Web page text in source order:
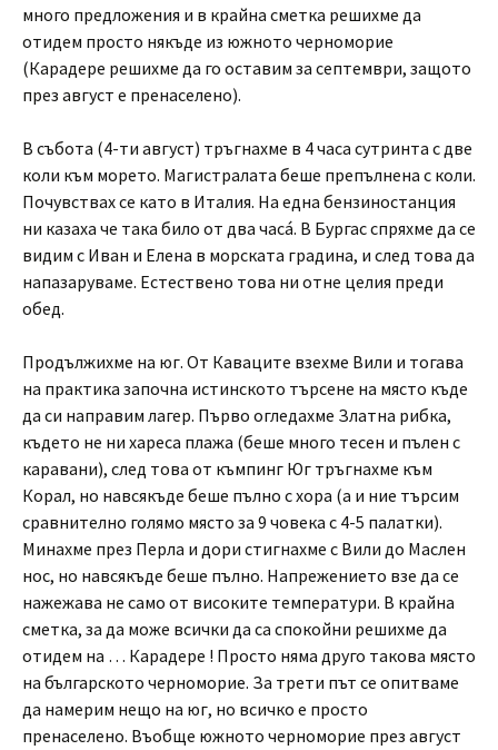
много предложения и в крайна сметка решихме да
отидем просто някъде из южното черноморие
(Карадере решихме да го оставим за септември, защото
през август е пренаселено).
В събота (4-ти август) тръгнахме в 4 часа сутринта с две
коли към морето. Магистралата беше препълнена с коли.
Почувствах се като в Италия. На една бензиностанция
ни казаха че така било от два часá. В Бургас спряхме да се
видим с Иван и Елена в морската градина, и след това да
напазаруваме. Естествено това ни отне целия преди
обед.
Продължихме на юг. От Каваците взехме Вили и тогава
на практика започна истинското търсене на място къде
да си направим лагер. Първо огледахме Златна рибка,
където не ни хареса плажа (беше много тесен и пълен с
каравани), след това от къмпинг Юг тръгнахме към
Корал, но навсякъде беше пълно с хора (а и ние търсим
сравнително голямо място за 9 човека с 4-5 палатки).
Минахме през Перла и дори стигнахме с Вили до Маслен
нос, но навсякъде беше пълно. Напрежението взе да се
нажежава не само от високите температури. В крайна
сметка, за да може всички да са спокойни решихме да
отидем на … Карадере ! Просто няма друго такова място
на българското черноморие. За трети път се опитваме
да намерим нещо на юг, но всичко е просто
пренаселено. Въобще южното черноморие през август